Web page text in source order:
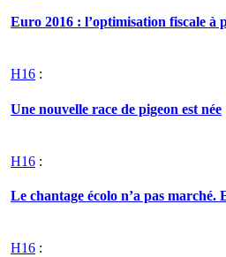
Euro 2016 : l’optimisation fiscale à
H16 :
Une nouvelle race de pigeon est née
H16 :
Le chantage écolo n’a pas marché.
H16 :